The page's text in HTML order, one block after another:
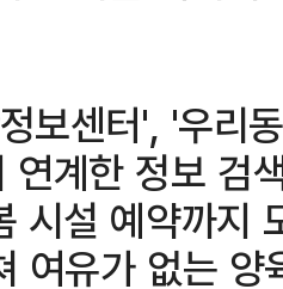
보센터', '우리
연계한 정보 검
시설 예약까지
여유가 없는